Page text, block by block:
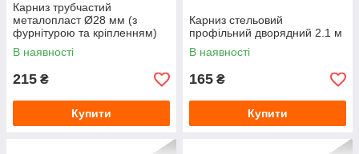
Карниз трубчастий
металопласт Ø28 мм (з
фурнітурою та кріпленням)
Дуб темний 1.6 м
В наявності
215 ₴
Купити
Карниз стельовий
профільний дворядний 2.1 м
В наявності
165 ₴
Купити